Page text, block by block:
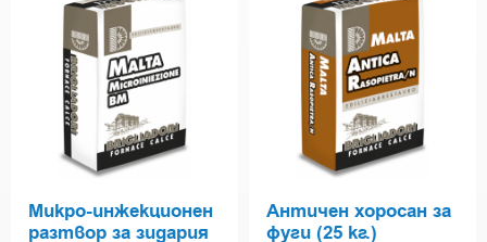
Микро-инжекционен
разтвор за зидария
Античен хоросан за
фуги (25 кг.)